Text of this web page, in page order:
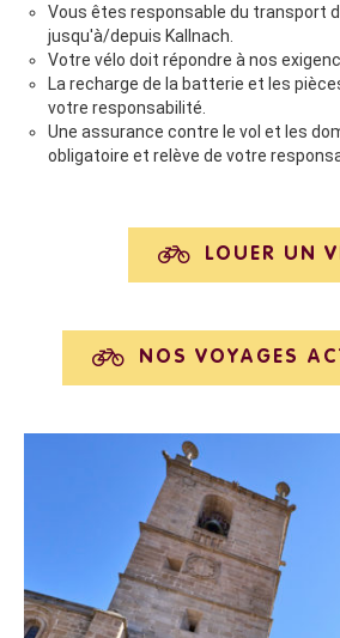
Vous êtes responsable du transport
jusqu'à/depuis Kallnach.
Votre vélo doit répondre à nos
La recharge de la batterie et les
votre responsabilité.
Une assurance contre le vol et les
obligatoire et relève de votre
LOUER UN
NOS VOYAGES